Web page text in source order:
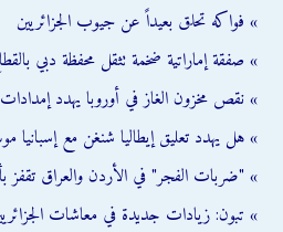
» فواكه تحلق بعيداً عن جيوب الجزائريين
» صفقة إماراتية ضخمة تثقل محفظة دبي
» نقص مخزون الغاز في أوروبا يهدد إمدادات
» هل يهدد تعليق إيطاليا شنغن مع إسبانيا
» "ضربات الفجر" في الأردن والعراق تقفز
» تبون: زيادات جديدة في معاشات